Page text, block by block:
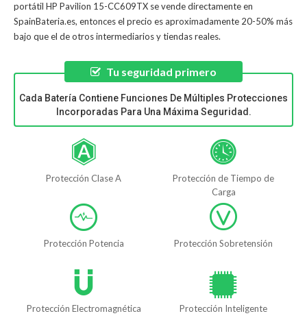
portátil HP Pavilion 15-CC609TX se vende directamente en
SpainBateria.es, entonces el precio es aproximadamente 20-50% más
bajo que el de otros intermediarios y tiendas reales.
Tu seguridad primero
Cada Batería Contiene Funciones De Múltiples Protecciones
Incorporadas Para Una Máxima Seguridad.
Protección Clase A
Protección de Tiempo de
Carga
Protección Potencia Protección Sobretensión
Protección Electromagnética Protección Inteligente